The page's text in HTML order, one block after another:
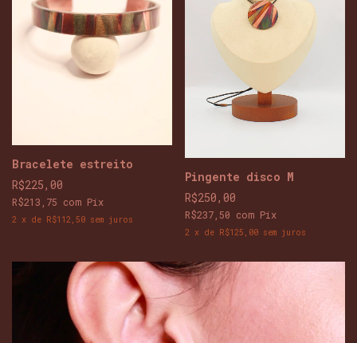
Bracelete estreito
R$225,00
R$213,75 com Pix
2 x de R$112,50 sem juros
Pingente disco M
R$250,00
R$237,50 com Pix
2 x de R$125,00 sem juros